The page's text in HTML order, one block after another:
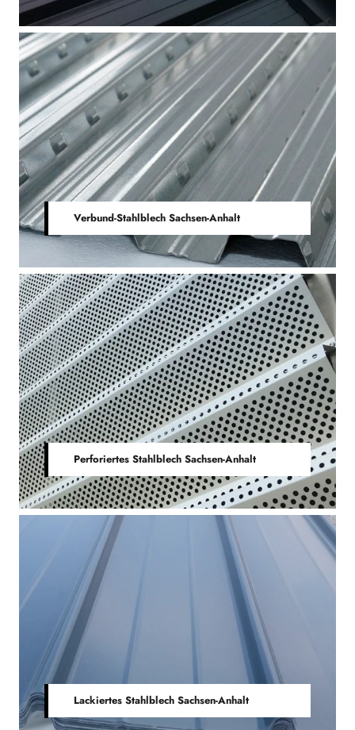
Verbund-Stahlblech Sachsen-Anhalt
Perforiertes Stahlblech Sachsen-Anhalt
Lackiertes Stahlblech Sachsen-Anhalt